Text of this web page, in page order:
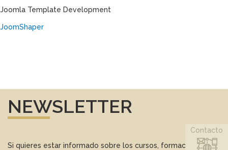
Joomla Template Development
JoomShaper
NEWSLETTER
Si quieres estar informado sobre los cursos, formación,
Contacto